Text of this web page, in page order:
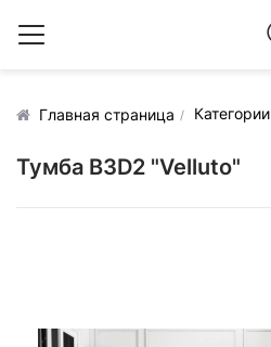
Главная страница Категории
Тумба В3D2 "Velluto"